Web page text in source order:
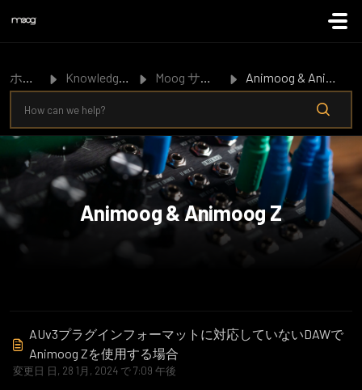
ホーム Knowledge Base Moog サポート Animoog & Animoog Z
Animoog & Animoog Z
AUv3プラグインフォーマットに対応していないDAWで
Animoog Zを使用する場合
変更日 日, 28 1月, 2024 で 7:09 午後